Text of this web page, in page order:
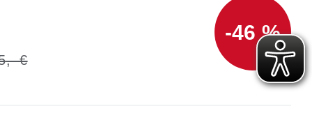
-46 %